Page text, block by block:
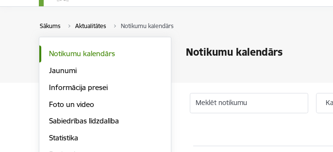
Sākums Aktualitātes Notikumu kalendārs
Notikumu kalendārs
Notikumu kalendārs
Jaunumi
Informācija presei
Foto un video
Sabiedrības līdzdalība
Statistika
Meklēt notikumu